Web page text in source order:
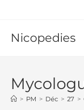
Nicopedies
> PM > Déc > 27 >